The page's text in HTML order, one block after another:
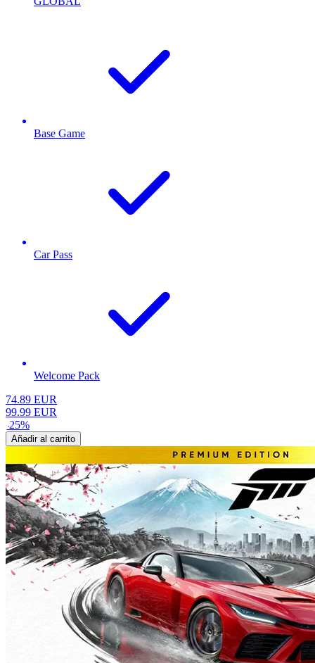
Base Game
Car Pass
Welcome Pack
74.89 EUR
99.99 EUR
-25%
Añadir al carrito